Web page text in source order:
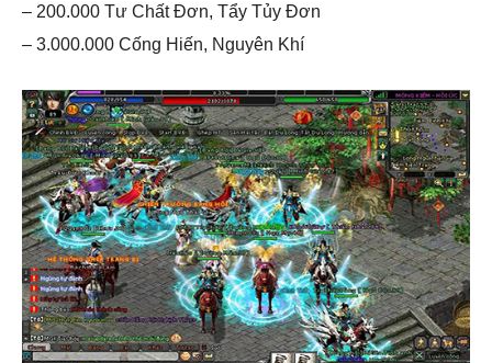
– 200.000 Tư Chất Đơn, Tẩy Tủy Đơn
– 3.000.000 Cống Hiến, Nguyên Khí